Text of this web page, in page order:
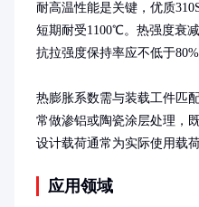
耐高温性能是关键，优质
短期耐受1100℃。热强度衰
抗拉强度保持率应不低于80%
热膨胀系数需与装载工件匹
常做渗铝或陶瓷涂层处理，
设计载荷通常为实际使用载
应用领域